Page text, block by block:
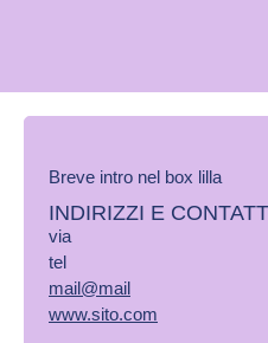
Breve intro nel box lilla
INDIRIZZI E
via
tel
mail@mail
www.sito.com